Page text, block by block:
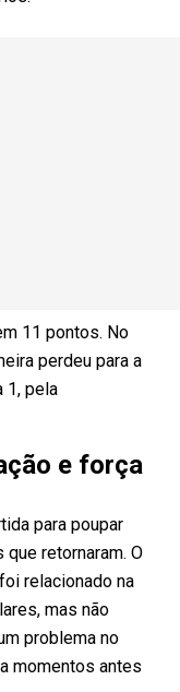
11 pontos. No
perdeu para a
1, pela
e força
para poupar
retornaram. O
relacionado na
mas não
problema no
momentos antes